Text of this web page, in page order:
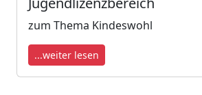
zum Thema Kindeswohl
...weiter lesen